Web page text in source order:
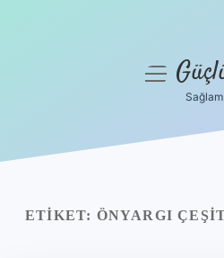
Yasal Uyarı
menüyü
ETIKET: ÖNYARGI